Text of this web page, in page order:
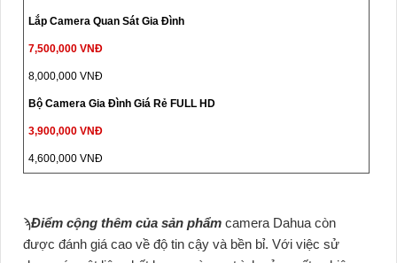
Lắp Camera Quan Sát Gia Đình
7,500,000 VNĐ
8,000,000 VNĐ
Bộ Camera Gia Đình Giá Rẻ FULL HD
3,900,000 VNĐ
4,600,000 VNĐ
ϡĐiểm cộng thêm của sản phẩm camera Dahua còn
được đánh giá cao về độ tin cậy và bền bỉ. Với việc sử